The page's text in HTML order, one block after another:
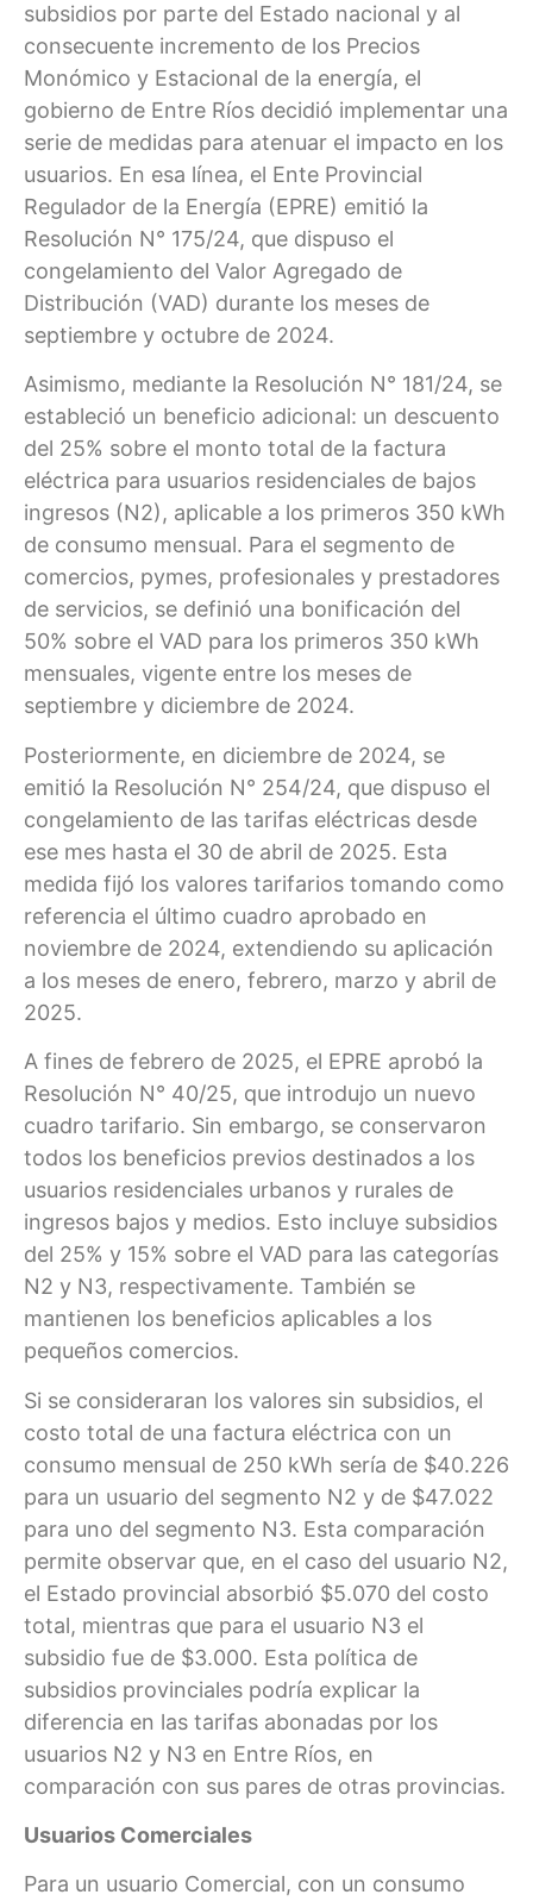
subsidios por parte del Estado nacional y al
consecuente incremento de los Precios
Monómico y Estacional de la energía, el
gobierno de Entre Ríos decidió implementar una
serie de medidas para atenuar el impacto en los
usuarios. En esa línea, el Ente Provincial
Regulador de la Energía (EPRE) emitió la
Resolución N° 175/24, que dispuso el
congelamiento del Valor Agregado de
Distribución (VAD) durante los meses de
septiembre y octubre de 2024.
Asimismo, mediante la Resolución N° 181/24, se
estableció un beneficio adicional: un descuento
del 25% sobre el monto total de la factura
eléctrica para usuarios residenciales de bajos
ingresos (N2), aplicable a los primeros 350 kWh
de consumo mensual. Para el segmento de
comercios, pymes, profesionales y prestadores
de servicios, se definió una bonificación del
50% sobre el VAD para los primeros 350 kWh
mensuales, vigente entre los meses de
septiembre y diciembre de 2024.
Posteriormente, en diciembre de 2024, se
emitió la Resolución N° 254/24, que dispuso el
congelamiento de las tarifas eléctricas desde
ese mes hasta el 30 de abril de 2025. Esta
medida fijó los valores tarifarios tomando como
referencia el último cuadro aprobado en
noviembre de 2024, extendiendo su aplicación
a los meses de enero, febrero, marzo y abril de
2025.
A fines de febrero de 2025, el EPRE aprobó la
Resolución N° 40/25, que introdujo un nuevo
cuadro tarifario. Sin embargo, se conservaron
todos los beneficios previos destinados a los
usuarios residenciales urbanos y rurales de
ingresos bajos y medios. Esto incluye subsidios
del 25% y 15% sobre el VAD para las categorías
N2 y N3, respectivamente. También se
mantienen los beneficios aplicables a los
pequeños comercios.
Si se consideraran los valores sin subsidios, el
costo total de una factura eléctrica con un
consumo mensual de 250 kWh sería de $40.226
para un usuario del segmento N2 y de $47.022
para uno del segmento N3. Esta comparación
permite observar que, en el caso del usuario N2,
el Estado provincial absorbió $5.070 del costo
total, mientras que para el usuario N3 el
subsidio fue de $3.000. Esta política de
subsidios provinciales podría explicar la
diferencia en las tarifas abonadas por los
usuarios N2 y N3 en Entre Ríos, en
comparación con sus pares de otras provincias.
Usuarios Comerciales
Para un usuario Comercial, con un consumo